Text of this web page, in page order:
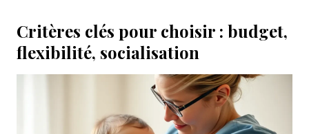
Critères clés pour choisir : budget,
flexibilité, socialisation